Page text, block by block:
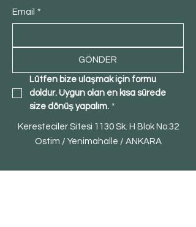
Email *
GÖNDER
Lütfen bize ulaşmak için formu
doldur. Uygun olan en kısa sürede
size dönüş yapalım. *
Keresteciler Sitesi 1130 Sk. H Blok No:32
Ostim / Yenimahalle / ANKARA